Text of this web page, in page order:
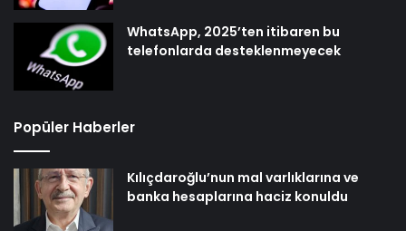
WhatsApp, 2025’ten itibaren bu
telefonlarda desteklenmeyecek
Popüler Haberler
Kılıçdaroğlu’nun mal varlıklarına ve
banka hesaplarına haciz konuldu